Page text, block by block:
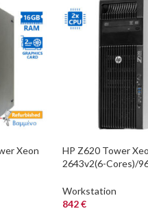
Xeon
HP Z620 Tower
2643v2(6-Cores)/
1GB/DVD/7P
Workstation
842€